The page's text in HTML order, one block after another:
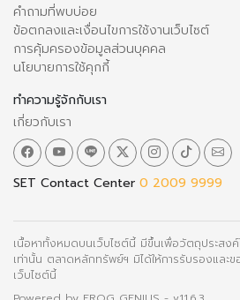
คำถามที่พบบ่อย
ข้อตกลงและเงื่อนไขการใช้งานเว็บไซต์
การคุ้มครองข้อมูลส่วนบุคคล
นโยบายการใช้คุกกี้
ทำความรู้จักกับเรา
เกี่ยวกับเรา
SET Contact Center 0 2009 9999
เนื้อหาทั้งหมดบนเว็บไซต์นี้ มีขึ้นเพื่อวัตถุประสงค์
เท่านั้น ตลาดหลักทรัพย์ฯ มิได้ให้การรับรองและ
เว็บไซต์นี้